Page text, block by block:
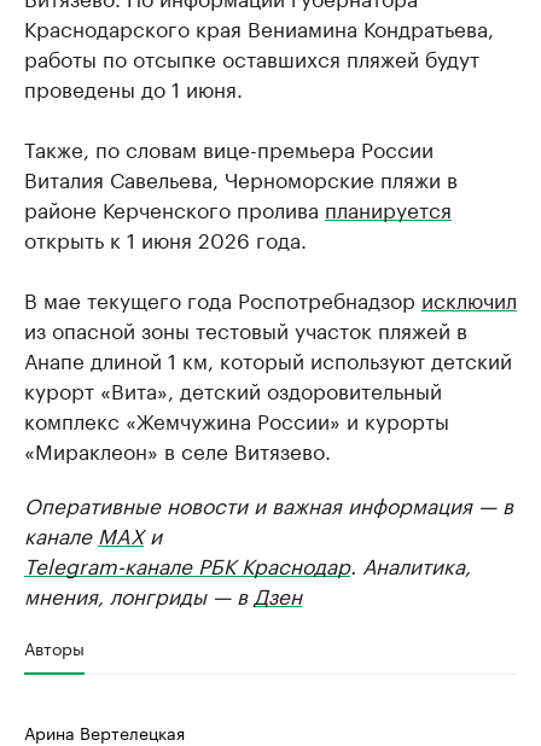
Краснодарского края Вениамина Кондратьева,
работы по отсыпке оставшихся пляжей будут
проведены до 1 июня.
Также, по словам вице-премьера России
Виталия Савельева, Черноморские пляжи в
районе Керченского пролива планируется
открыть к 1 июня 2026 года.
В мае текущего года Роспотребнадзор исключил
из опасной зоны тестовый участок пляжей в
Анапе длиной 1 км, который используют детский
курорт «Вита», детский оздоровительный
комплекс «Жемчужина России» и курорты
«Мираклеон» в селе Витязево.
Оперативные новости и важная информация — в
канале MAXи
Telegram-канале РБК Краснодар. Аналитика,
мнения, лонгриды — в Дзен
Авторы
Арина Вертелецкая